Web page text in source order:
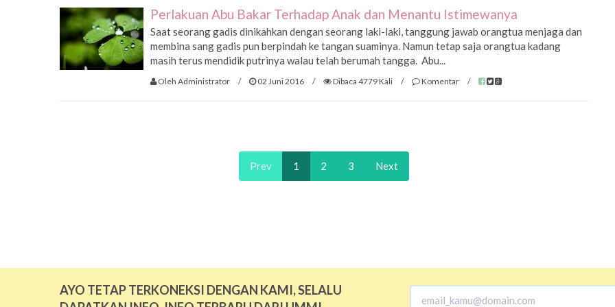
Perlakuan Abu Bakar Terhadap Anak dan Menantu Istimewanya
Saat seorang gadis dinikahkan dengan seorang laki-laki, tanggung jawab orangtua menjaga dan
membina sang gadis pun berpindah ke tangan suaminya. Namun tetap saja orangtua kadang
masih terus mendidik putrinya walau telah berumah tangga. Abu...
Oleh Administrator / 02 Juni 2016 / Dibaca 4779 Kali / Komentar /
Prev 1 2 3 Next
AYO TETAP TERKONEKSI DENGAN KAMI, SELALU